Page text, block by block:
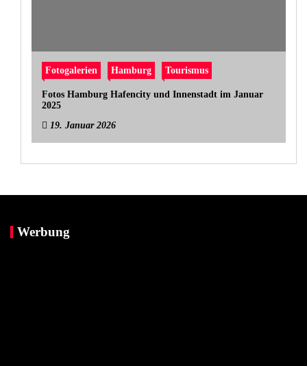
Fotogalerien Hamburg Tourismus
Fotos Hamburg Hafencity und Innenstadt im Januar
2025
19. Januar 2026
Werbung